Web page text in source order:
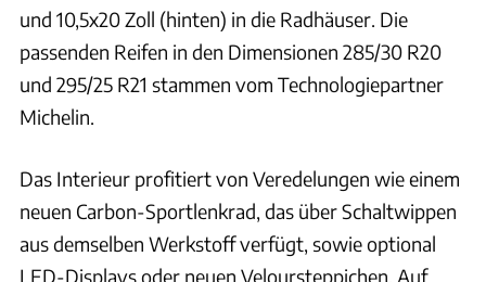
und 10,5x20 Zoll (hinten) in die Radhäuser. Die
passenden Reifen in den Dimensionen 285/30 R20
und 295/25 R21 stammen vom Technologiepartner
Michelin.
Das Interieur profitiert von Veredelungen wie einem
neuen Carbon-Sportlenkrad, das über Schaltwippen
aus demselben Werkstoff verfügt, sowie optional
LED-Displays oder neuen Veloursteppichen. Auf